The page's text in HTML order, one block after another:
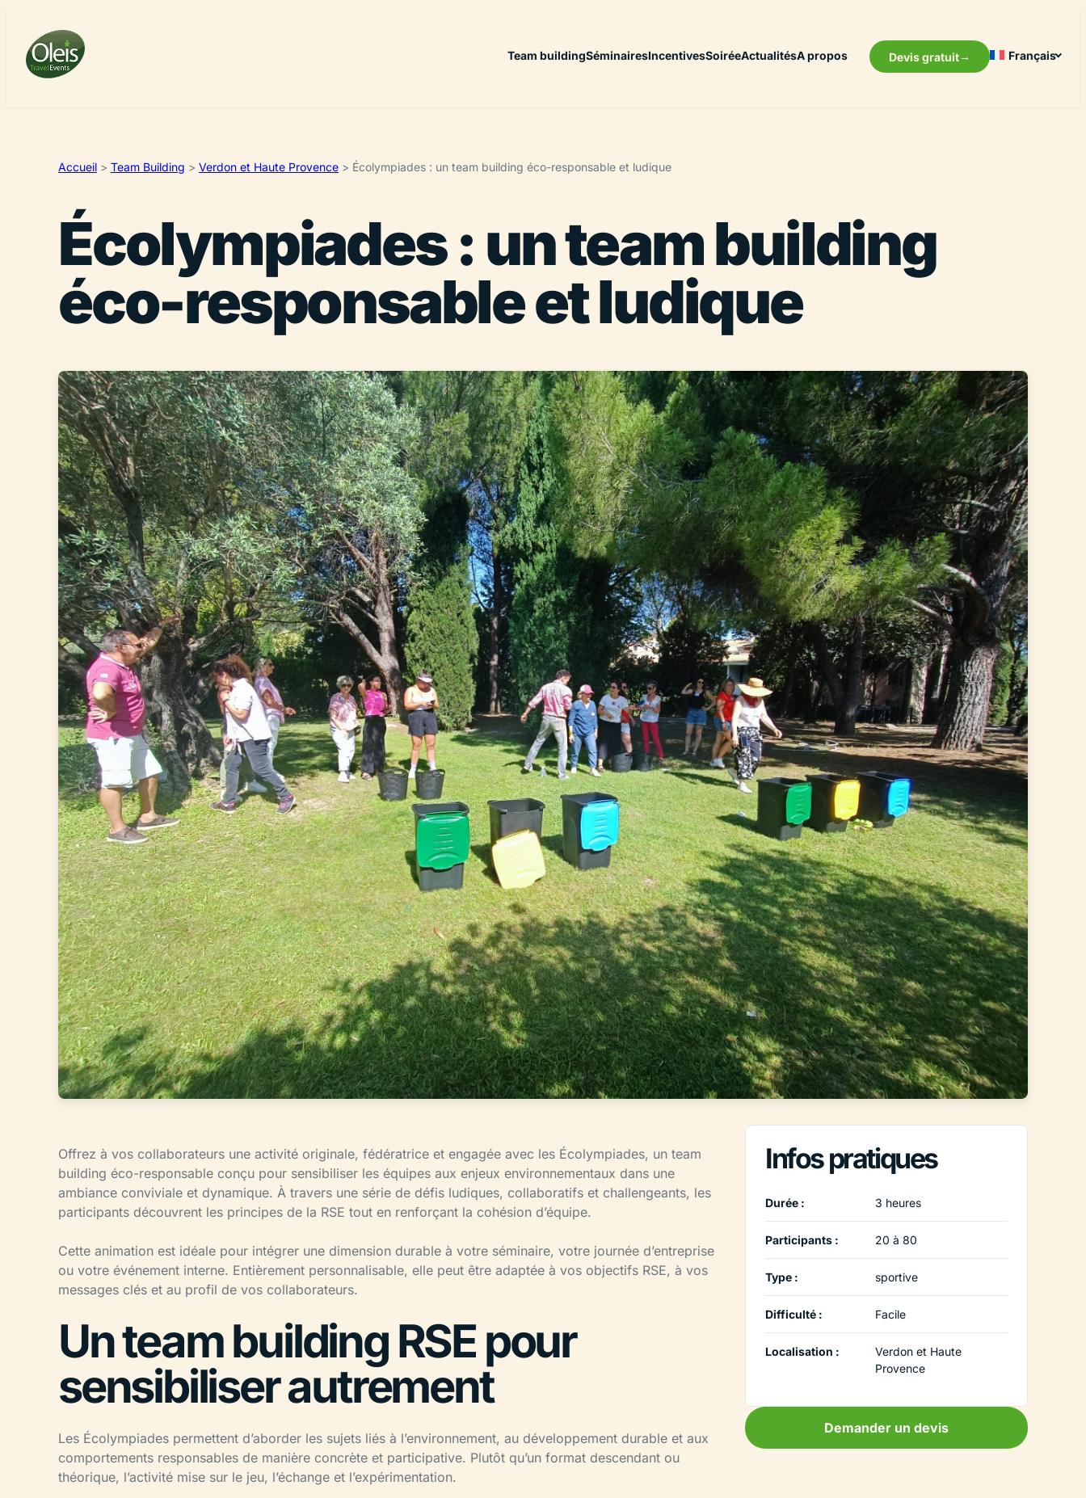
Team buildingSéminairesIncentivesSoiréeActualitésA propos Devis gratuit Français
Accueil > Team Building > Verdon et Haute Provence > Écolympiades : un team building éco-responsable et ludique
Écolympiades : un team building
éco-responsable et ludique
Offrez à vos collaborateurs une activité originale, fédératrice et engagée avec les Écolympiades, un team
building éco-responsable conçu pour sensibiliser les équipes aux enjeux environnementaux dans une
ambiance conviviale et dynamique. À travers une série de défis ludiques, collaboratifs et challengeants, les
participants découvrent les principes de la RSE tout en renforçant la cohésion d’équipe.
Cette animation est idéale pour intégrer une dimension durable à votre séminaire, votre journée d’entreprise
ou votre événement interne. Entièrement personnalisable, elle peut être adaptée à vos objectifs RSE, à vos
messages clés et au profil de vos collaborateurs.
Un team building RSE pour
sensibiliser autrement
Les Écolympiades permettent d’aborder les sujets liés à l’environnement, au développement durable et aux
comportements responsables de manière concrète et participative. Plutôt qu’un format descendant ou
théorique, l’activité mise sur le jeu, l’échange et l’expérimentation.
Infos pratiques
Durée : 3 heures
Participants : 20 à 80
Type : sportive
Difficulté : Facile
Localisation :
Verdon et Haute
Provence
Demander un devis